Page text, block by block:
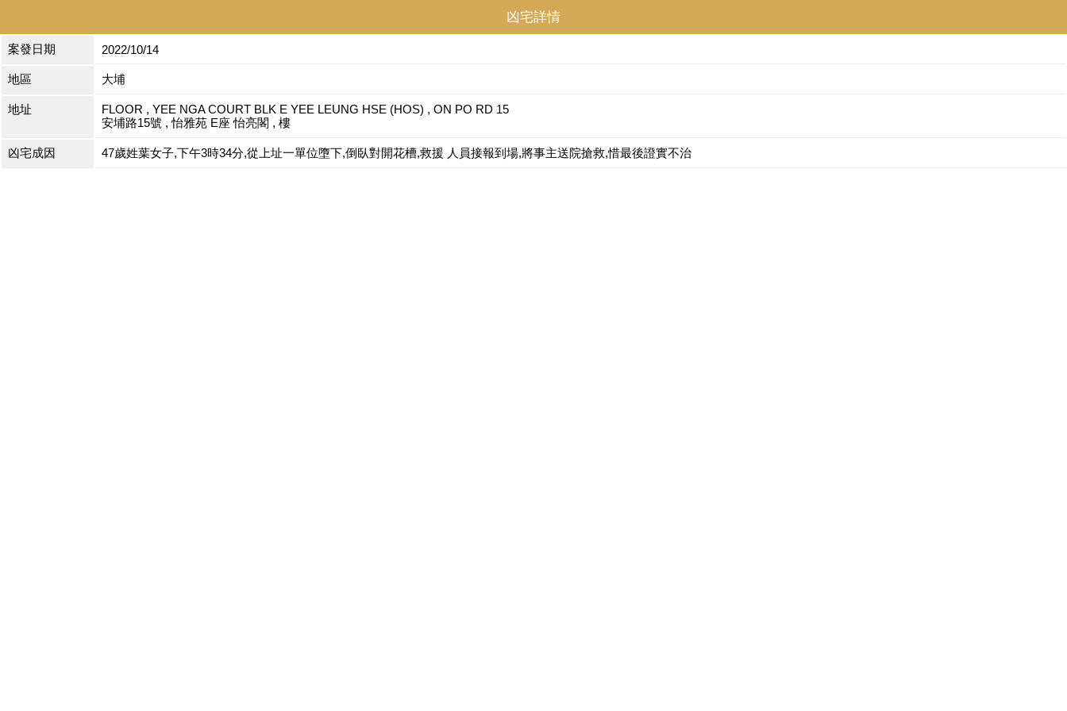
凶宅詳情
案發日期 2022/10/14
地區 大埔
地址
FLOOR , YEE NGA COURT BLK E YEE LEUNG HSE (HOS) , ON PO RD 15
安埔路15號 , 怡雅苑 E座 怡亮閣 , 樓
凶宅成因 47歲姓葉女子,下午3時34分,從上址一單位墮下,倒臥對開花槽,救援 人員接報到場,將事主送院搶救,惜最後證實不治